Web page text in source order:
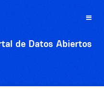
Toggle
de Datos Abiertos